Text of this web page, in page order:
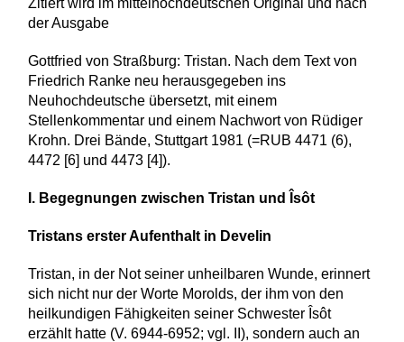
Zitiert wird im mittelhochdeutschen Original und nach
der Ausgabe
Gottfried von Straßburg: Tristan. Nach dem Text von
Friedrich Ranke neu herausgegeben ins
Neuhochdeutsche übersetzt, mit einem
Stellenkommentar und einem Nachwort von Rüdiger
Krohn. Drei Bände, Stuttgart 1981 (=RUB 4471 (6),
4472 [6] und 4473 [4]).
I. Begegnungen zwischen Tristan und Îsôt
Tristans erster Aufenthalt in Develin
Tristan, in der Not seiner unheilbaren Wunde, erinnert
sich nicht nur der Worte Morolds, der ihm von den
heilkundigen Fähigkeiten seiner Schwester Îsôt
erzählt hatte (V. 6944-6952; vgl. II), sondern auch an